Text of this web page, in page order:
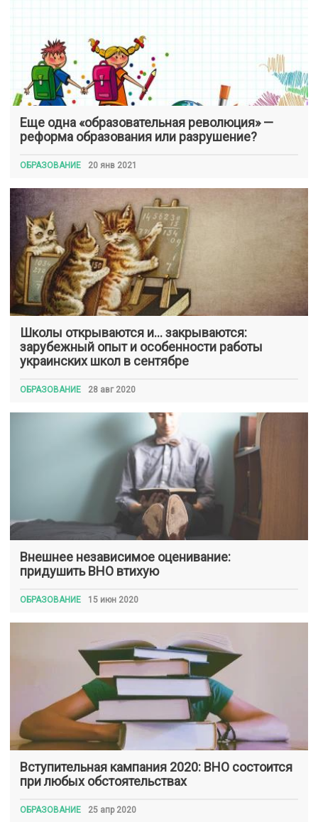
Еще одна «образовательная революция» —
реформа образования или разрушение?
ОБРАЗОВАНИЕ 20 янв 2021
Школы открываются и… закрываются:
зарубежный опыт и особенности работы
украинских школ в сентябре
ОБРАЗОВАНИЕ 28 авг 2020
Внешнее независимое оценивание:
придушить ВНО втихую
ОБРАЗОВАНИЕ 15 июн 2020
Вступительная кампания 2020: ВНО состоится
при любых обстоятельствах
ОБРАЗОВАНИЕ 25 апр 2020